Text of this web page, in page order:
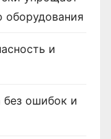
оборудования
и
без ошибок и